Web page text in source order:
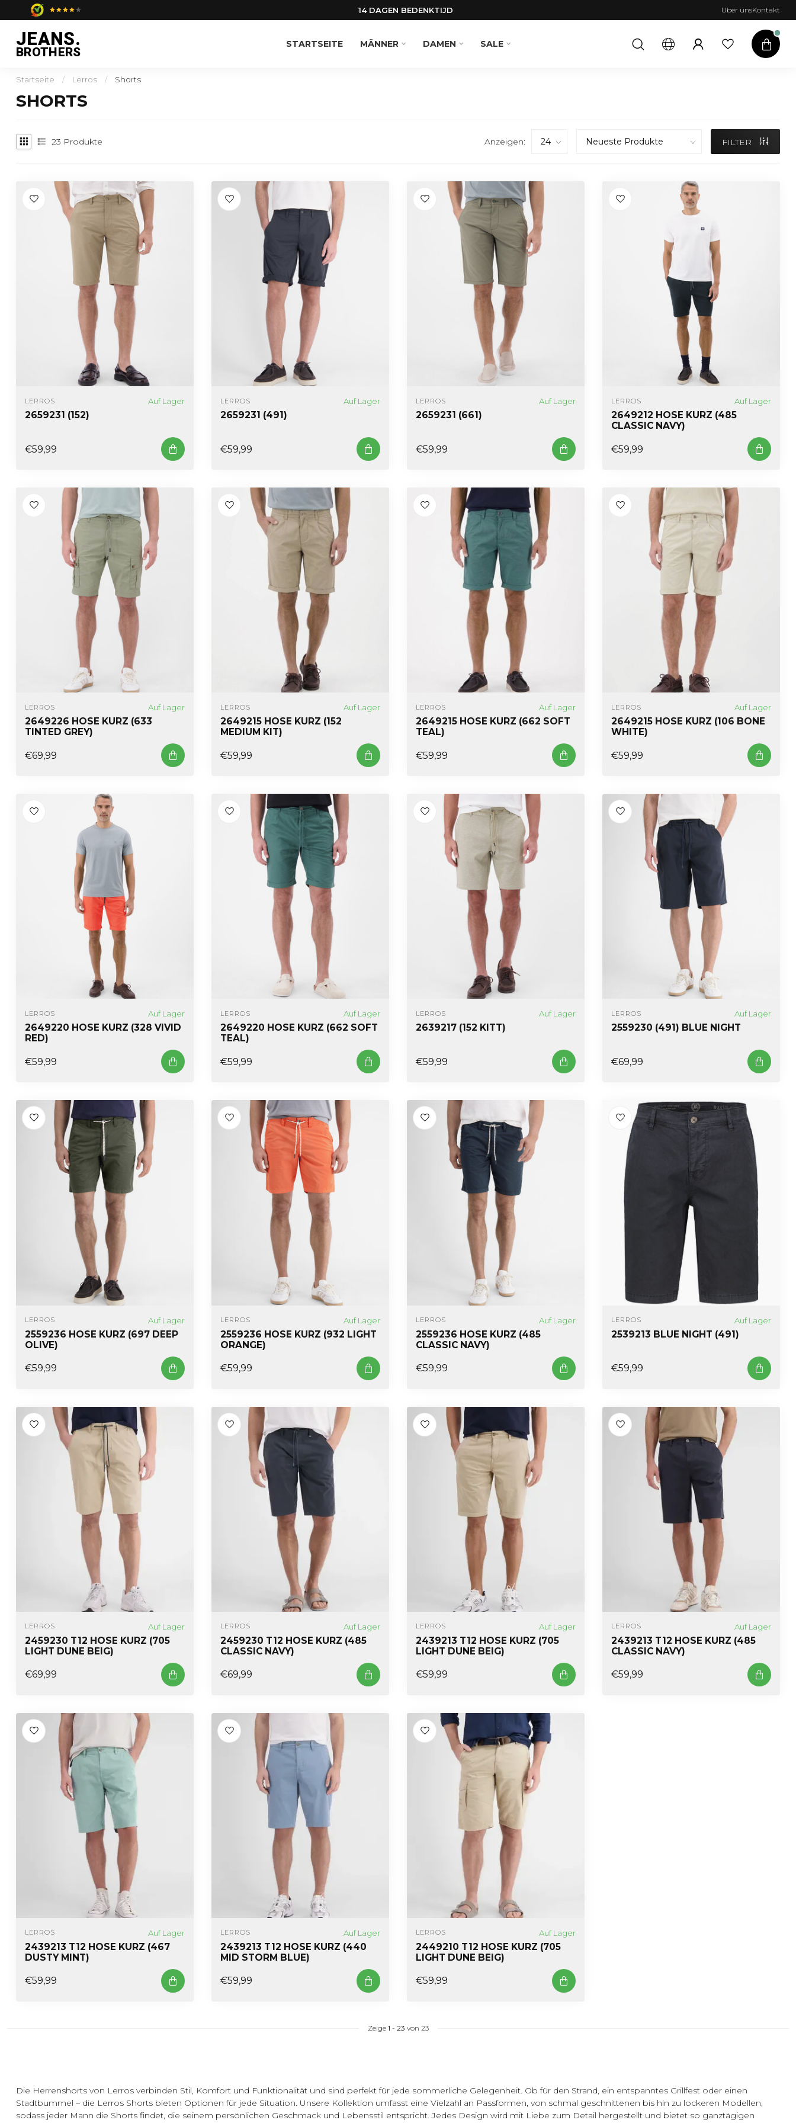
14 DAGEN BEDENKTIJD Uber unsKontakt
JEANS.
BROTHERS STARTSEITE MÄNNER DAMEN SALE
Startseite / Lerros / Shorts
SHORTS
23 Produkte Anzeigen: FILTER
LERROS Auf Lager
2659231 (152)
€59,99
LERROS Auf Lager
2659231 (491)
€59,99
LERROS Auf Lager
2659231 (661)
€59,99
LERROS Auf Lager
2649212 HOSE KURZ (485
CLASSIC NAVY)
€59,99
LERROS Auf Lager
2649226 HOSE KURZ (633
TINTED GREY)
€69,99
LERROS Auf Lager
2649215 HOSE KURZ (152
MEDIUM KIT)
€59,99
LERROS Auf Lager
2649215 HOSE KURZ (662 SOFT
TEAL)
€59,99
LERROS Auf Lager
2649215 HOSE KURZ (106 BONE
WHITE)
€59,99
LERROS Auf Lager
2649220 HOSE KURZ (328 VIVID
RED)
€59,99
LERROS Auf Lager
2649220 HOSE KURZ (662 SOFT
TEAL)
€59,99
LERROS Auf Lager
2639217 (152 KITT)
€59,99
LERROS Auf Lager
2559230 (491) BLUE NIGHT
€69,99
LERROS Auf Lager
2559236 HOSE KURZ (697 DEEP
OLIVE)
€59,99
LERROS Auf Lager
2559236 HOSE KURZ (932 LIGHT
ORANGE)
€59,99
LERROS Auf Lager
2559236 HOSE KURZ (485
CLASSIC NAVY)
€59,99
LERROS Auf Lager
2539213 BLUE NIGHT (491)
€59,99
LERROS Auf Lager
2459230 T12 HOSE KURZ (705
LIGHT DUNE BEIG)
€69,99
LERROS Auf Lager
2459230 T12 HOSE KURZ (485
CLASSIC NAVY)
€69,99
LERROS Auf Lager
2439213 T12 HOSE KURZ (705
LIGHT DUNE BEIG)
€59,99
LERROS Auf Lager
2439213 T12 HOSE KURZ (485
CLASSIC NAVY)
€59,99
LERROS Auf Lager
2439213 T12 HOSE KURZ (467
DUSTY MINT)
€59,99
LERROS Auf Lager
2439213 T12 HOSE KURZ (440
MID STORM BLUE)
€59,99
LERROS Auf Lager
2449210 T12 HOSE KURZ (705
LIGHT DUNE BEIG)
€59,99
Zeige 1 - 23 von 23
Die Herrenshorts von Lerros verbinden Stil, Komfort und Funktionalität und sind perfekt für jede sommerliche Gelegenheit. Ob für den Strand, ein entspanntes Grillfest oder einen
Stadtbummel – die Lerros Shorts bieten Optionen für jede Situation. Unsere Kollektion umfasst eine Vielzahl an Passformen, von schmal geschnittenen bis hin zu lockeren Modellen,
sodass jeder Mann die Shorts findet, die seinem persönlichen Geschmack und Lebensstil entspricht. Jedes Design wird mit Liebe zum Detail hergestellt und bietet so ganztägigen